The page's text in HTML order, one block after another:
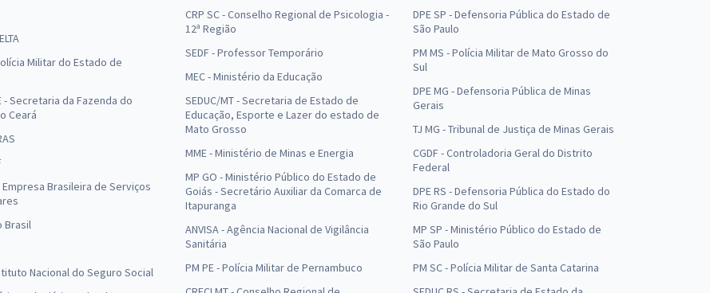
Militar do Estado de
- Secretaria da Fazenda do
Ceará
Empresa Brasileira de Serviços
Brasil
Nacional do Seguro Social
CRP SC - Conselho Regional de Psicologia -
12ª Região
SEDF - Professor Temporário
MEC - Ministério da Educação
SEDUC/MT - Secretaria de Estado de
Educação, Esporte e Lazer do estado de
Mato Grosso
MME - Ministério de Minas e Energia
MP GO - Ministério Público do Estado de
Goiás - Secretário Auxiliar da Comarca de
Itapuranga
ANVISA - Agência Nacional de Vigilância
Sanitária
PM PE - Polícia Militar de Pernambuco
DPE SP - Defensoria Pública do Estado de
São Paulo
PM MS - Polícia Militar de Mato Grosso do
Sul
DPE MG - Defensoria Pública de Minas
Gerais
TJ MG - Tribunal de Justiça de Minas Gerais
CGDF - Controladoria Geral do Distrito
Federal
DPE RS - Defensoria Pública do Estado do
Rio Grande do Sul
MP SP - Ministério Público do Estado de
São Paulo
PM SC - Polícia Militar de Santa Catarina